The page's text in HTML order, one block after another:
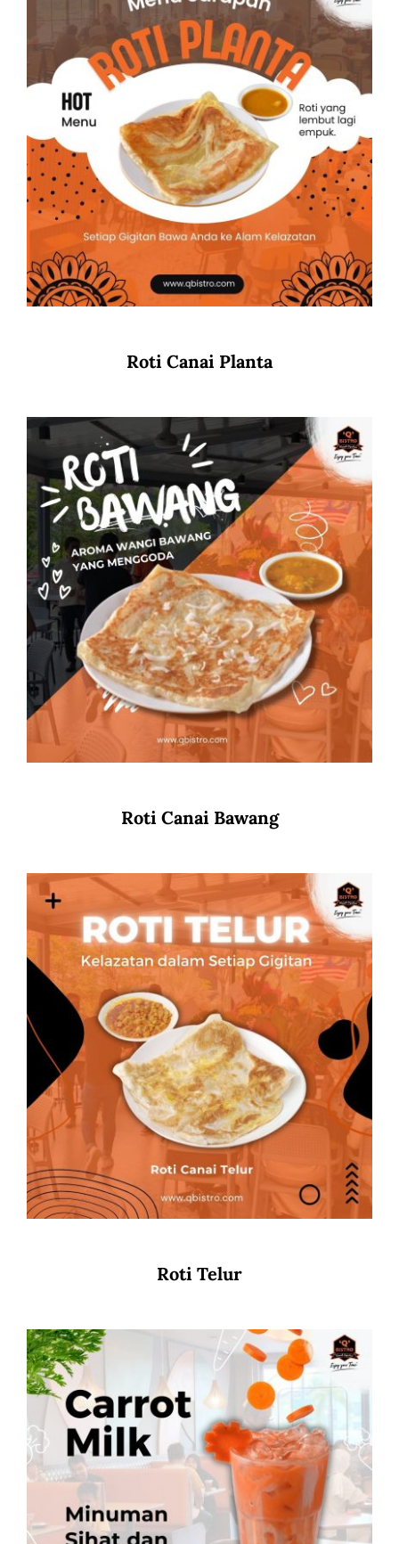
Roti Canai Planta
Roti Canai Bawang
Roti Telur